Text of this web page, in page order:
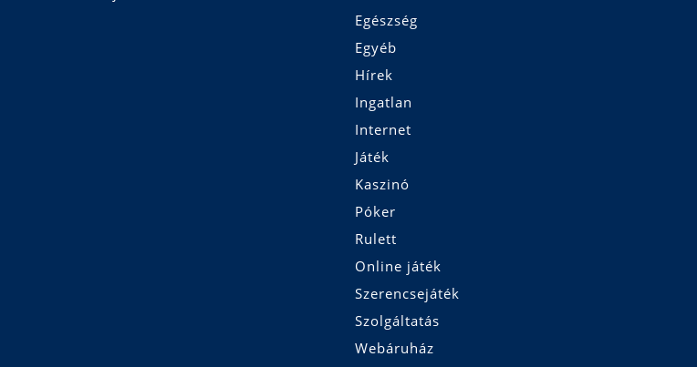
Egészség
Egyéb
Hírek
Ingatlan
Internet
Játék
Kaszinó
Póker
Rulett
Online játék
Szerencsejáték
Szolgáltatás
Webáruház